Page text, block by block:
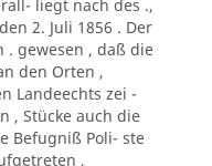
liegt nach des .,
2. Juli 1856 . Der
. gewesen , daß die
den Orten ,
Landeechts zei -
, Stücke auch die
Befugniß Poli- ste
,